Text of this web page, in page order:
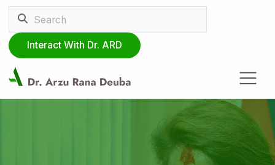
Interact With Dr. ARD